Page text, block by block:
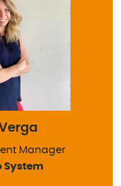
Manager
System